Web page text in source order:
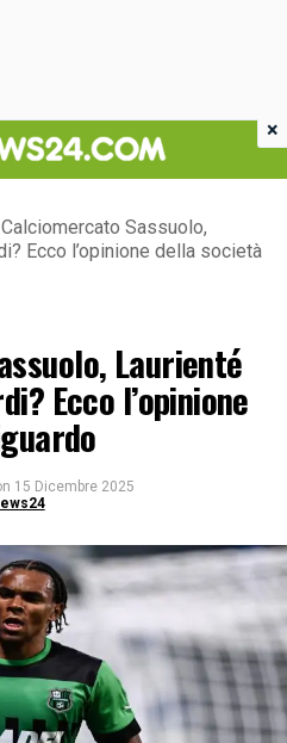
Calciomercato Sassuolo,
Ecco l’opinione della società
Laurienté
Ecco l’opinione
15 Dicembre 2025
×